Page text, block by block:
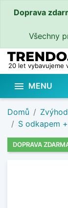
Doprava
Všechny
20 let vybavujeme
 MENU
Domů
S odkapem
DOPRAVA